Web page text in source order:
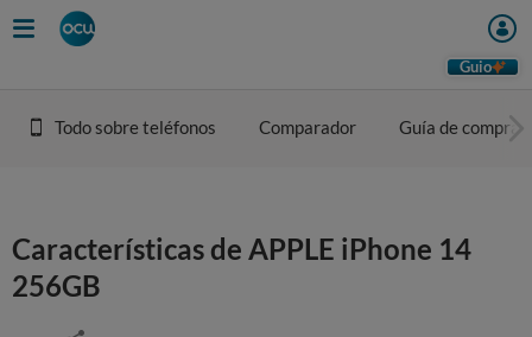
Guio
Todo sobre teléfonos Comparador Guía de compra
Características de APPLE iPhone 14
256GB